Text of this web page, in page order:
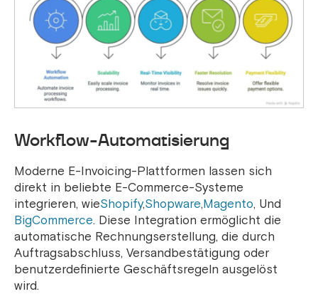
Workflow-Automatisierung
Moderne E-Invoicing-Plattformen lassen sich
direkt in beliebte E-Commerce-Systeme
integrieren, wieShopify,Shopware,Magento, Und
BigCommerce. Diese Integration ermöglicht die
automatische Rechnungserstellung, die durch
Auftragsabschluss, Versandbestätigung oder
benutzerdefinierte Geschäftsregeln ausgelöst
wird.